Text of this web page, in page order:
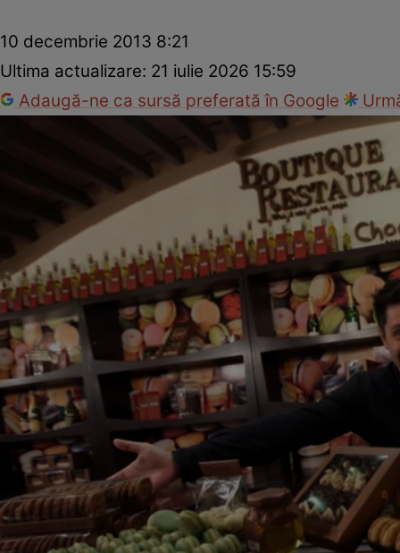
10 decembrie 2013 8:21
Ultima actualizare: 21 iulie 2026 15:59
Adaugă-ne ca sursă preferată în Google